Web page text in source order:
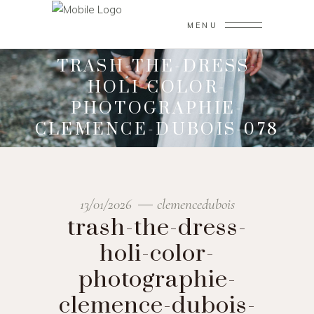
MENU
TRASH-THE-DRESS-
HOLI-COLOR-
PHOTOGRAPHIE-
CLEMENCE-DUBOIS-078
13/01/2026 clemencedubois
trash-the-dress-
holi-color-
photographie-
clemence-dubois-